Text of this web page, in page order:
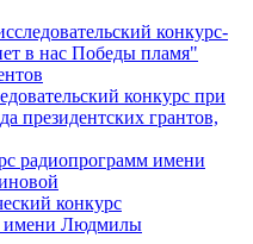
конкурс-
в нас Победы пламя"
конкурс при
президентских грантов,
радиопрограмм имени
конкурс
имени Людмилы